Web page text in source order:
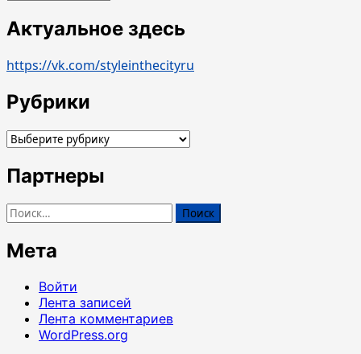
Актуальное здесь
https://vk.com/styleinthecityru
Рубрики
Рубрики
Партнеры
Найти:
Мета
Войти
Лента записей
Лента комментариев
WordPress.org